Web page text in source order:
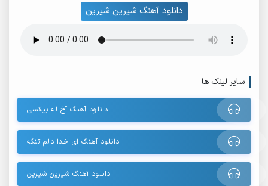
دانلود آهنگ شیرین شیرین
سایر لینک ها
دانلود آهنگ آخ له بیکسی
دانلود آهنگ ای خدا دلم تنگه
دانلود آهنگ شیرین شیرین